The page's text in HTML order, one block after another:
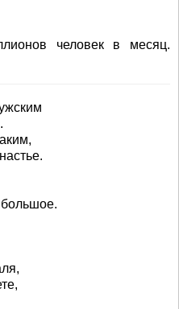
человек в месяц.